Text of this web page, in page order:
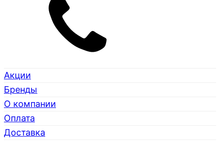
Акции
Бренды
О компании
Оплата
Доставка